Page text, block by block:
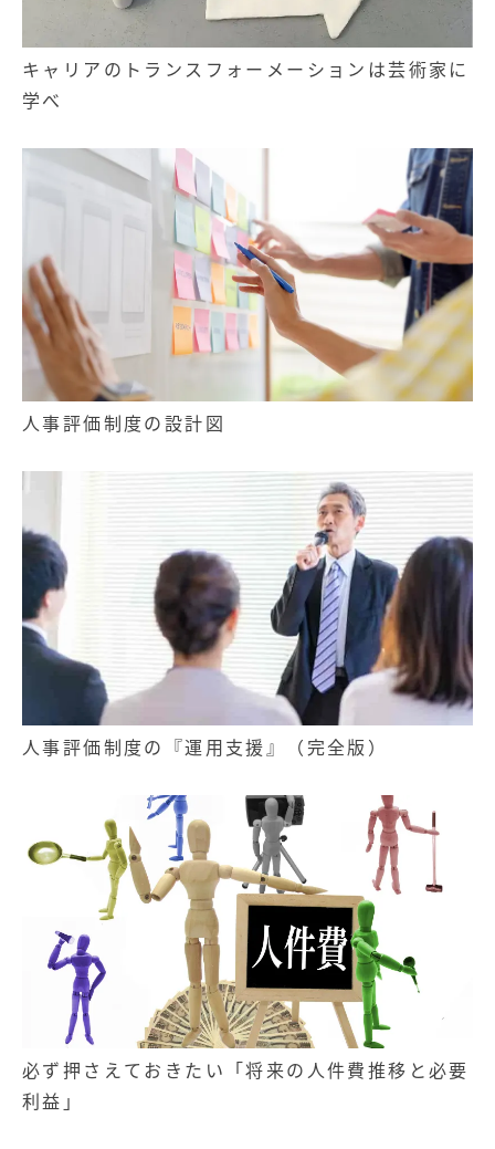
キャリアのトランスフォーメーションは芸術家に
学べ
人事評価制度の設計図
人事評価制度の『運用支援』（完全版）
必ず押さえておきたい「将来の人件費推移と必要
利益」